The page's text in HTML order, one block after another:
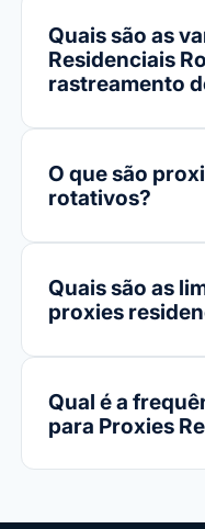
Quais são as
Residenciais
rastreamento
O que são
rotativos?
Quais são as
proxies
Qual é a
para Proxies